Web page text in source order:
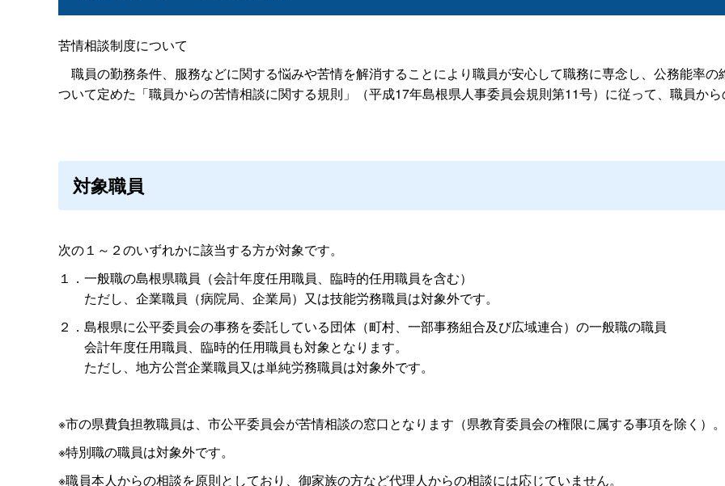
苦情相談制度について
職員の勤務条件、服務などに関する悩みや苦情を解消することにより職員が安心して職務に専念し、公務能率
ついて定めた「職員からの苦情相談に関する規則」（平成17年島根県人事委員会規則第11号）に従って、職員か
対象職員
次の１～２のいずれかに該当する方が対象です。
１．一般職の島根県職員（会計年度任用職員、臨時的任用職員を含む）
ただし、企業職員（病院局、企業局）又は技能労務職員は対象外です。
２．島根県に公平委員会の事務を委託している団体（町村、一部事務組合及び広域連合）の一般職の職員
会計年度任用職員、臨時的任用職員も対象となります。
ただし、地方公営企業職員又は単純労務職員は対象外です。
※市の県費負担教職員は、市公平委員会が苦情相談の窓口となります（県教育委員会の権限に属する事項を除く）。
※特別職の職員は対象外です。
※職員本人からの相談を原則としており、御家族の方など代理人からの相談には応じていません。